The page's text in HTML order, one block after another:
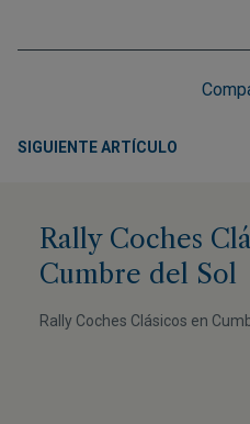
SIGUIENTE ARTÍCULO
Rally Coches
Cumbre del Sol
Rally Coches Clásicos en